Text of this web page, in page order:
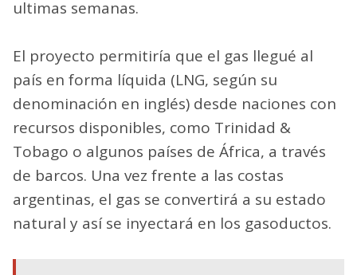
ultimas semanas.
El proyecto permitiría que el gas llegué al
país en forma líquida (LNG, según su
denominación en inglés) desde naciones con
recursos disponibles, como Trinidad &
Tobago o algunos países de África, a través
de barcos. Una vez frente a las costas
argentinas, el gas se convertirá a su estado
natural y así se inyectará en los gasoductos.